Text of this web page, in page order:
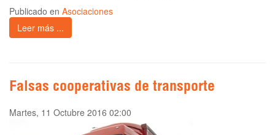
Publicado en Asociaciones
Leer más ...
Falsas cooperativas de transporte
Martes, 11 Octubre 2016 02:00